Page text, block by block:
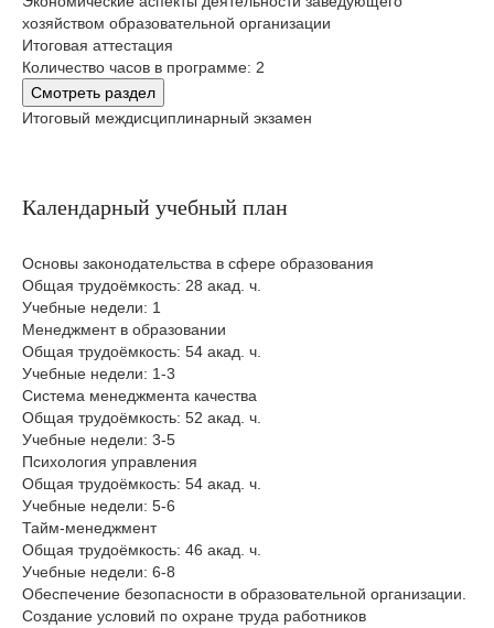
хозяйством образовательной организации
Итоговая аттестация
Количество часов в программе: 2
Смотреть раздел
Итоговый междисциплинарный экзамен
Календарный учебный план
Основы законодательства в сфере образования
Общая трудоёмкость: 28 акад. ч.
Учебные недели: 1
Менеджмент в образовании
Общая трудоёмкость: 54 акад. ч.
Учебные недели: 1-3
Система менеджмента качества
Общая трудоёмкость: 52 акад. ч.
Учебные недели: 3-5
Психология управления
Общая трудоёмкость: 54 акад. ч.
Учебные недели: 5-6
Тайм-менеджмент
Общая трудоёмкость: 46 акад. ч.
Учебные недели: 6-8
Обеспечение безопасности в образовательной организации.
Создание условий по охране труда работников